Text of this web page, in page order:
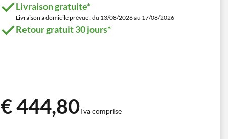
Livraison gratuite*
Livraison à domicile prévue : du 13/08/2026 au 17/08/2026
Retour gratuit 30 jours*
€ 444,80Tva comprise